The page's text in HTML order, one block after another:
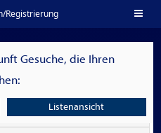
Registrierung
Gesuche, die Ihren
Listenansicht
in Berlin Nahe Charite